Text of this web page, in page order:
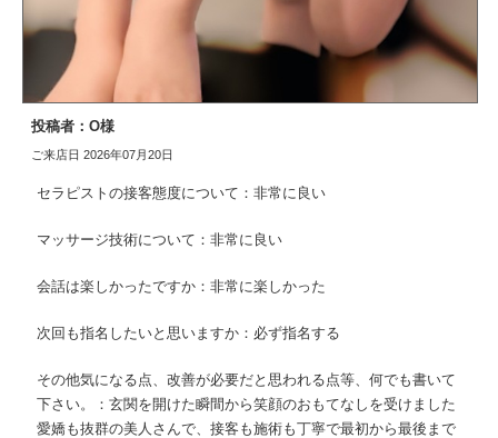
投稿者：O様
ご来店日 2026年07月20日
セラピストの接客態度について：非常に良い
マッサージ技術について：非常に良い
会話は楽しかったですか：非常に楽しかった
次回も指名したいと思いますか：必ず指名する
その他気になる点、改善が必要だと思われる点等、何でも書いて
下さい。：玄関を開けた瞬間から笑顔のおもてなしを受けました
愛嬌も抜群の美人さんで、接客も施術も丁寧で最初から最後まで